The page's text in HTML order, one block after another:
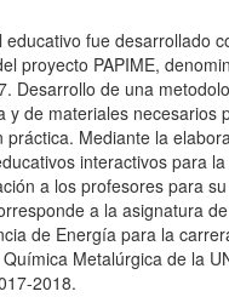
del uso de las lecciones
5. Estructura de la materia.
de Rutherford
Rafael - Dirección General de
y Comunicación,
Nacional Preparatoria,
y Ciencias de la Tierra
educativo fue desarrollado
proyecto PAPIME,
Desarrollo de una
y de materiales necesarios
práctica. Mediante la
interactivos para
a los profesores para
a la asignatura de
de Energía para la
Metalúrgica de la
2018.